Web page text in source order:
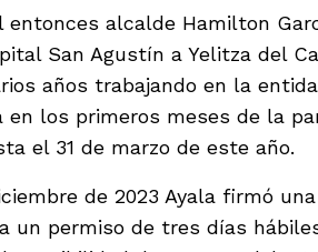
entonces alcalde Hamilton
San Agustín a Yelitza del
años trabajando en la
en los primeros meses de la
el 31 de marzo de este año.
de 2023 Ayala firmó
un permiso de tres días